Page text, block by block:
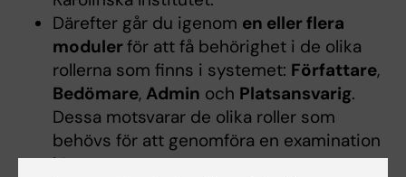
Därefter går du igenom en eller flera
modulerför att få behörighet i de olika
rollerna som finns i systemet: Författare,
Bedömare, Admin och Platsansvarig.
Dessa motsvarar de olika roller som
behövs för att genomföra en examination
i Inspera.